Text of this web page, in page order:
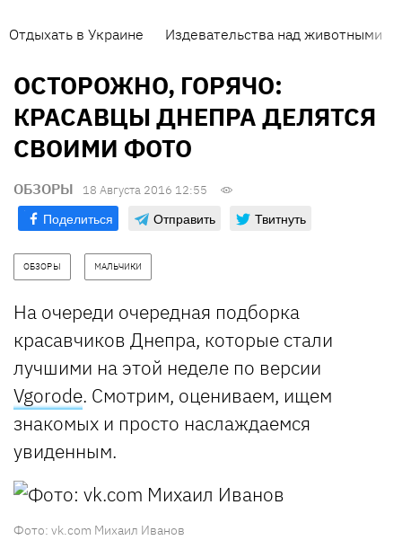
Отдыхать в Украине Издевательства над животными
ОСТОРОЖНО, ГОРЯЧО:
КРАСАВЦЫ ДНЕПРА ДЕЛЯТСЯ
СВОИМИ ФОТО
ОБЗОРЫ 18 Августа 2016 12:55
Поделиться Отправить Твитнуть
ОБЗОРЫ МАЛЬЧИКИ
На очереди очередная подборка
красавчиков Днепра, которые стали
лучшими на этой неделе по версии
Vgorode. Смотрим, оцениваем, ищем
знакомых и просто наслаждаемся
увиденным.
Фото: vk.com Михаил Иванов